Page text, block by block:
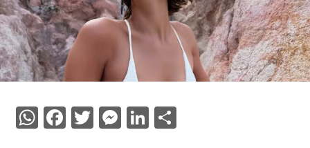
WhatsApp
Facebook
Twitter
Messenger
LinkedIn
Share